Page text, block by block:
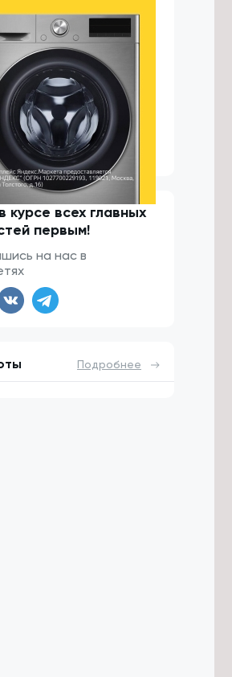
курсе всех главных
первым!
на нас в
Подробнее